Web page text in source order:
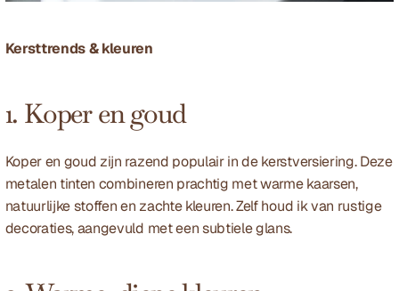
Kersttrends & kleuren
1. Koper en goud
Koper en goud zijn razend populair in de kerstversiering. Deze
metalen tinten combineren prachtig met warme kaarsen,
natuurlijke stoffen en zachte kleuren. Zelf houd ik van rustige
decoraties, aangevuld met een subtiele glans.